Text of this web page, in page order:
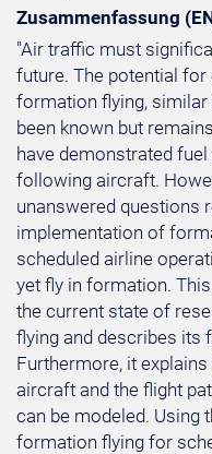
Zusammenfassung
"Air traffic must
future. The potential
formation flying,
been known but
have demonstrated
following aircraft.
unanswered questions
implementation of
scheduled airline
yet fly in formation.
the current state of
flying and describes its
Furthermore, it
aircraft and the flight
can be modeled. Using
formation flying for